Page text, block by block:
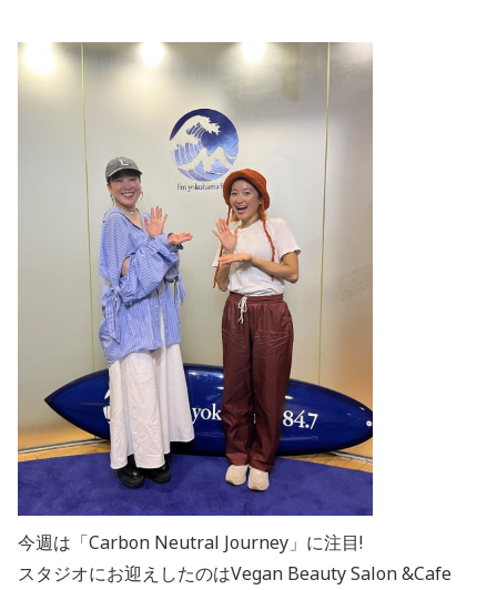
今週は「Carbon Neutral Journey」に注目!
スタジオにお迎えしたのはVegan Beauty Salon &Cafe